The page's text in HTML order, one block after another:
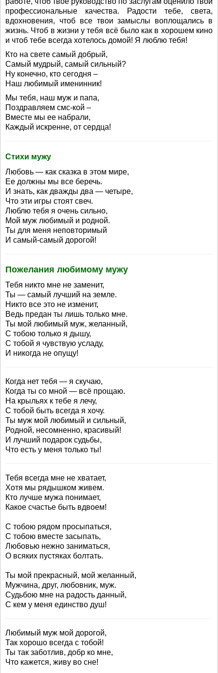
профессиональные качества. Радости тебе, света,
вдохновения, чтоб все твои замыслы воплощались в
жизнь. Чтоб в жизни у тебя всё было как в хорошем кино
и чтоб тебе всегда хотелось домой! Я люблю тебя!
Кто на свете самый добрый,
Самый мудрый, самый сильный?
Ну конечно, кто сегодня –
Наш любимый именинник!
Мы тебя, наш муж и папа,
Поздравляем смс-кой –
Вместе мы ее набрали,
Каждый искренне, от сердца!
Стихи мужу
Любовь — как сказка в этом мире,
Ее должны мы все беречь.
И знать, как дважды два — четыре,
Что эти игры стоят свеч.
Люблю тебя я очень сильно,
Мой муж любимый и родной.
Ты для меня неповторимый
И самый-самый дорогой!
Пожелания любимому мужу
Тебя никто мне не заменит,
Ты — самый лучший на земле.
Никто все это не изменит,
Ведь предан ты лишь только мне.
Ты мой любимый муж, желанный,
С тобою только я дышу,
С тобой я чувствую усладу,
И никогда не опущу!
Когда нет тебя — я скучаю,
Когда ты со мной — всё прощаю.
На крыльях к тебе я лечу,
С тобой быть всегда я хочу.
Ты муж мой любимый и сильный,
Родной, несомненно, красивый!
И лучший подарок судьбы,
Что есть у меня только ты!
Тебя всегда мне не хватает,
Хотя мы рядышком живем.
Кто лучше мужа понимает,
Какое счастье быть вдвоем!
С тобою рядом просыпаться,
С тобою вместе засыпать,
Любовью нежно заниматься,
О всяких пустяках болтать.
Ты мой прекрасный, мой желанный,
Мужчина, друг, любовник, муж.
Судьбою мне на радость данный,
С кем у меня единство душ!
Любимый муж мой дорогой,
Так хорошо всегда с тобой!
Ты так заботлив, добр ко мне,
Что кажется, живу во сне!